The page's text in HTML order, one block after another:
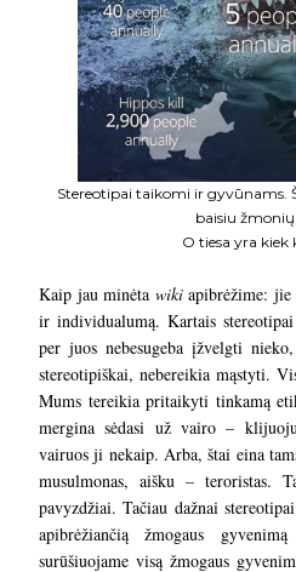
Stereotipai taikomi ir gyvūnams.
baisiu
O tiesa yra kiek
Kaip jau minėta wikiapibrėžime: jie
ir individualumą. Kartais
per juos nebesugeba įžvelgti
stereotipiškai, nebereikia mąstyti.
Mums tereikia pritaikyti tinkamą
mergina sėdasi už vairo –
vairuos ji nekaip. Arba, štai eina
musulmonas, aišku – teroristas.
pavyzdžiai. Tačiau dažnai
apibrėžiančią žmogaus
surūšiuojame visą žmogaus